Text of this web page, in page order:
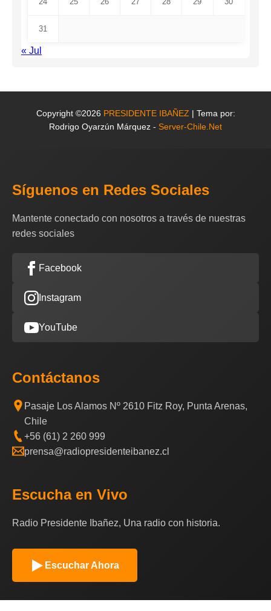
31
« Jul
Copyright ©2026 PRESIDENTE IBAÑEZ | Tema por:
Rodrigo Oyarzún Márquez - Server-Chile.Net
Síguenos en Redes Sociales
Mantente conectado con nosotros a través de nuestras
redes sociales
Facebook
Instagram
YouTube
Contáctanos
Pasaje Los Alamos Nº 2610 Fitz Roy, Punta Arenas,
Chile
+56 (61) 2 260 999
prensa@radiopresidenteibanez.cl
Escucha en Vivo
Radio Presidente Ibañez, Una radio con historia.
Escuchar Ahora